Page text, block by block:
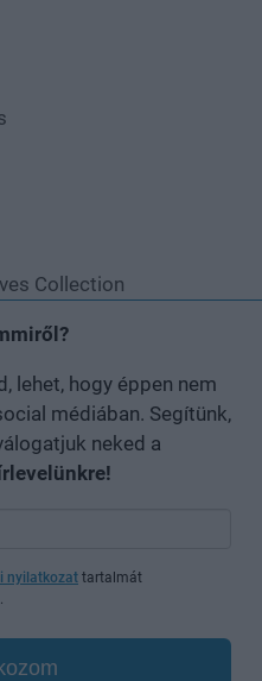
Collection
lehet, hogy éppen nem
médiában. Segítünk,
neked a
nyilatkozat tartalmát